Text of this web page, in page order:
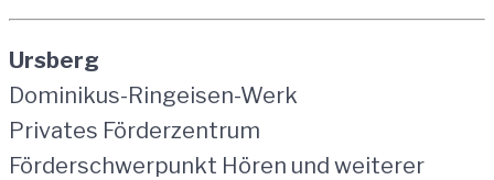
Ursberg
Dominikus-Ringeisen-Werk
Privates Förderzentrum
Förderschwerpunkt Hören und weiterer